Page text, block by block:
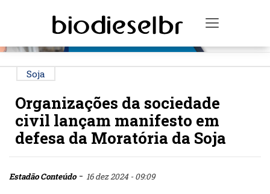
Toggle
Soja
Organizações da sociedade
civil lançam manifesto em
defesa da Moratória da Soja
Estadão Conteúdo- 16 dez 2024 - 09:09